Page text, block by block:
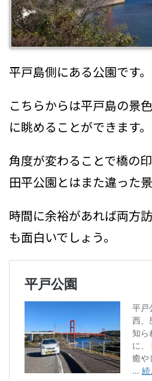
平戸島側にある公園です。
こちらからは平戸島の景
に眺めることができます。
角度が変わることで橋の
田平公園とはまた違った
時間に余裕があれば両方
も面白いでしょう。